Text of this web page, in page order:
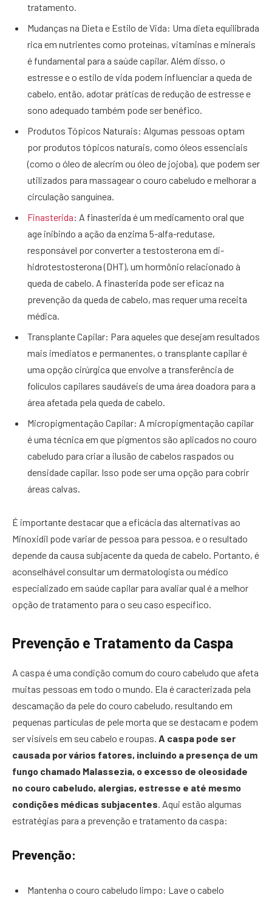
tratamento.
Mudanças na Dieta e Estilo de Vida: Uma dieta equilibrada
rica em nutrientes como proteínas, vitaminas e minerais
é fundamental para a saúde capilar. Além disso, o
estresse e o estilo de vida podem influenciar a queda de
cabelo, então, adotar práticas de redução de estresse e
sono adequado também pode ser benéfico.
Produtos Tópicos Naturais: Algumas pessoas optam
por produtos tópicos naturais, como óleos essenciais
(como o óleo de alecrim ou óleo de jojoba), que podem ser
utilizados para massagear o couro cabeludo e melhorar a
circulação sanguínea.
Finasterida: A finasterida é um medicamento oral que
age inibindo a ação da enzima 5-alfa-redutase,
responsável por converter a testosterona em di-
hidrotestosterona (DHT), um hormônio relacionado à
queda de cabelo. A finasterida pode ser eficaz na
prevenção da queda de cabelo, mas requer uma receita
médica.
Transplante Capilar: Para aqueles que desejam resultados
mais imediatos e permanentes, o transplante capilar é
uma opção cirúrgica que envolve a transferência de
folículos capilares saudáveis de uma área doadora para a
área afetada pela queda de cabelo.
Micropigmentação Capilar: A micropigmentação capilar
é uma técnica em que pigmentos são aplicados no couro
cabeludo para criar a ilusão de cabelos raspados ou
densidade capilar. Isso pode ser uma opção para cobrir
áreas calvas.
É importante destacar que a eficácia das alternativas ao
Minoxidil pode variar de pessoa para pessoa, e o resultado
depende da causa subjacente da queda de cabelo. Portanto, é
aconselhável consultar um dermatologista ou médico
especializado em saúde capilar para avaliar qual é a melhor
opção de tratamento para o seu caso específico.
Prevenção e Tratamento da Caspa
A caspa é uma condição comum do couro cabeludo que afeta
muitas pessoas em todo o mundo. Ela é caracterizada pela
descamação da pele do couro cabeludo, resultando em
pequenas partículas de pele morta que se destacam e podem
ser visíveis em seu cabelo e roupas. A caspa pode ser
causada por vários fatores, incluindo a presença de um
fungo chamado Malassezia, o excesso de oleosidade
no couro cabeludo, alergias, estresse e até mesmo
condições médicas subjacentes. Aqui estão algumas
estratégias para a prevenção e tratamento da caspa:
Prevenção:
Mantenha o couro cabeludo limpo: Lave o cabelo